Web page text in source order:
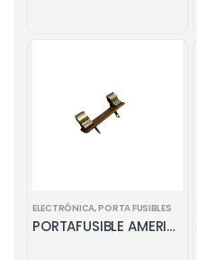
ELECTRÓNICA,PORTA FUSIBLES
PORTAFUSIBLE AMERICANO PARA C.I